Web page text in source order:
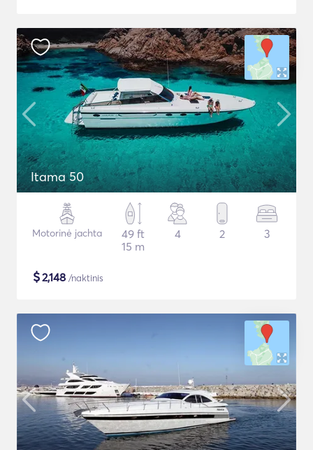
Itama 50
Motorinė jachta
49 ft
15 m
4 2 3
$2,148 /naktinis